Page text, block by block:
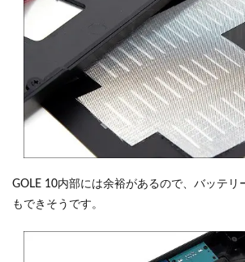
GOLE 10内部には余裕があるので、バッテリ
もできそうです。